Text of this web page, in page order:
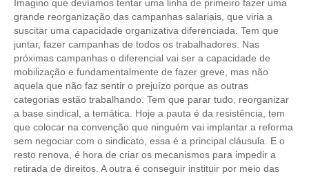
CAMPANHAS SALARIAIS
COMUNICAÇÃO
PALAVRA DO MURILO
NOTÍCIAS
CONTEÚDO ESPECIAL
JORNAL DO ENGENHEIRO
Imagino que devíamos tentar uma linha de primeiro fazer uma
grande reorganização das campanhas salariais, que viria a
suscitar uma capacidade organizativa diferenciada. Tem que
juntar, fazer campanhas de todos os trabalhadores. Nas
próximas campanhas o diferencial vai ser a capacidade de
mobilização e fundamentalmente de fazer greve, mas não
aquela que não faz sentir o prejuízo porque as outras
categorias estão trabalhando. Tem que parar tudo, reorganizar
a base sindical, a temática. Hoje a pauta é da resistência, tem
que colocar na convenção que ninguém vai implantar a reforma
sem negociar com o sindicato, essa é a principal cláusula. E o
resto renova, é hora de criar os mecanismos para impedir a
retirada de direitos. A outra é conseguir instituir por meio das